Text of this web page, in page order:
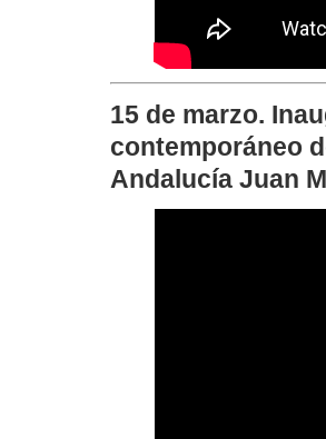
15 de marzo.
contemporáneo
Andalucía Juan